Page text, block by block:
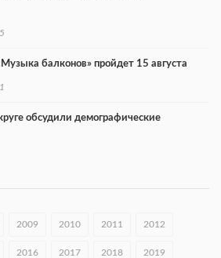
балконов» пройдет 15 августа
обсудили демографические
агломерации разработал 39 генпланов
2009 2010 2011 2012
2016 2017 2018 2019